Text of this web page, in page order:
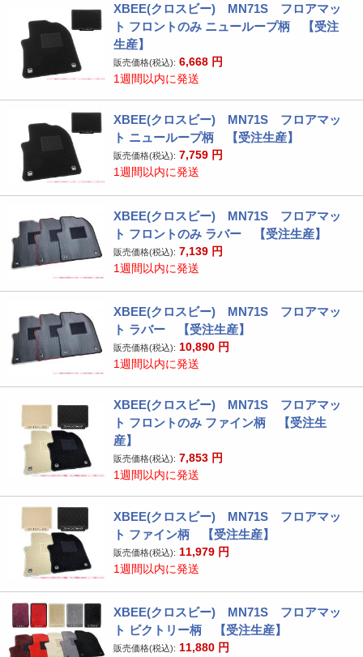
XBEE(クロスビー) MN71S フロアマッ
ト フロントのみ ニューループ柄 【受注
生産】
販売価格(税込): 6,668 円
1週間以内に発送
XBEE(クロスビー) MN71S フロアマッ
ト ニューループ柄 【受注生産】
販売価格(税込): 7,759 円
1週間以内に発送
XBEE(クロスビー) MN71S フロアマッ
ト フロントのみ ラバー 【受注生産】
販売価格(税込): 7,139 円
1週間以内に発送
XBEE(クロスビー) MN71S フロアマッ
ト ラバー 【受注生産】
販売価格(税込): 10,890 円
1週間以内に発送
XBEE(クロスビー) MN71S フロアマッ
ト フロントのみ ファイン柄 【受注生
産】
販売価格(税込): 7,853 円
1週間以内に発送
XBEE(クロスビー) MN71S フロアマッ
ト ファイン柄 【受注生産】
販売価格(税込): 11,979 円
1週間以内に発送
XBEE(クロスビー) MN71S フロアマッ
ト ビクトリー柄 【受注生産】
販売価格(税込): 11,880 円